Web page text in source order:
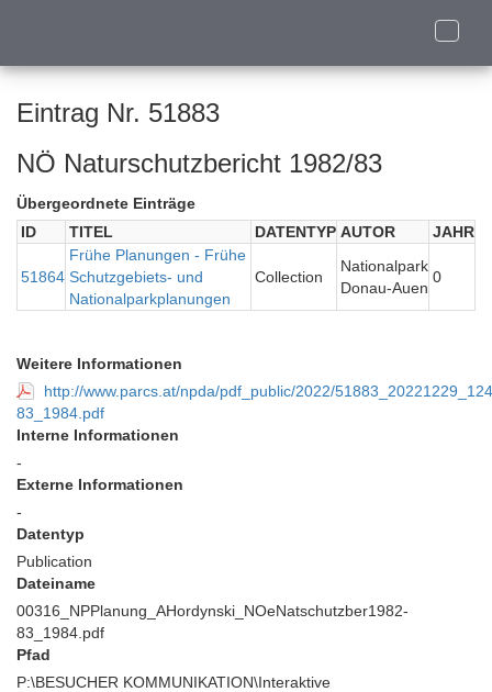
Toggle
Eintrag Nr. 51883
NÖ Naturschutzbericht 1982/83
Übergeordnete Einträge
ID
TITEL DATENTYP AUTOR JAHR
51864
Frühe Planungen - Frühe
Schutzgebiets- und
Nationalparkplanungen
Collection
Nationalpark
Donau-Auen
0
Weitere Informationen
http://www.parcs.at/npda/pdf_public/2022/
83_1984.pdf
Interne Informationen
-
Externe Informationen
-
Datentyp
Publication
Dateiname
00316_NPPlanung_AHordynski_NOeNatschutzber1982-
83_1984.pdf
Pfad
P:\BESUCHER KOMMUNIKATION\Interaktive